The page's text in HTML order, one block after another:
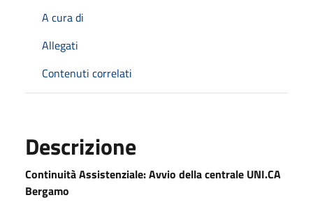
A cura di
Allegati
Contenuti correlati
Descrizione
Continuità Assistenziale: Avvio della centrale UNI.CA
Bergamo